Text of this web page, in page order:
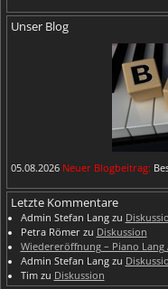
Unser Blog
05.08.2026 Neuer Blogbeitrag:
Letzte Kommentare
Admin Stefan Langzu
Petra Römerzu Diskussion
Wiedereröffnung – Piano Lang
Admin Stefan Langzu
Timzu Diskussion